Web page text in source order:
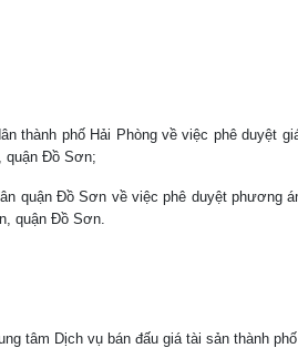
thành phố Hải Phòng về việc phê duyệt
quận Đồ Sơn;
quận Đồ Sơn về việc phê duyệt phương
quận Đồ Sơn.
tâm Dịch vụ bán đấu giá tài sản thành